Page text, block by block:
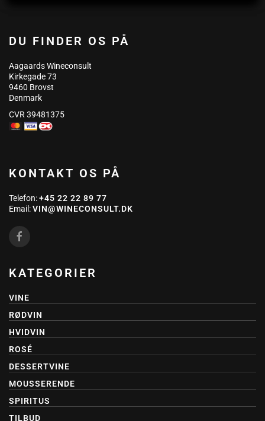
DU FINDER OS PÅ
Aagaards Wineconsult
Kirkegade 73
9460 Brovst
Denmark
CVR 39481375
KONTAKT OS PÅ
Telefon:+45 22 22 89 77
Email:VIN@WINECONSULT.DK
KATEGORIER
VINE
RØDVIN
HVIDVIN
ROSÉ
DESSERTVINE
MOUSSERENDE
SPIRITUS
TILBUD